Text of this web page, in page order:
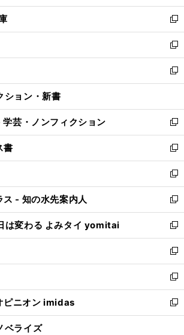
ン
ド
ウ
で
開
く
ウ
ィ
ン
ド
ウ
で
開
し
い
ウ
ィ
ン
ド
ウ
開
く
新
し
い
ウ
ィ
ン
ウ
で
開
く
新
し
い
ウ
ン
ド
ウ
で
開
く
新
し
ウ
ィ
ン
ド
ウ
で
開
く
ション・新書
芸・ノンフィクション
新
し
い
ウ
ィ
ン
ド
ウ
で
開
く
書
新
し
い
ウ
ィ
ン
ド
ウ
で
開
く
新
し
い
ウ
ィ
ン
ド
ウ
で
開
く
- 知の水先案内人
新
し
い
ウ
ィ
ン
ド
ウ
で
開
は変わる よみタイ yomitai
新
し
い
ウ
ィ
ン
ド
ウ
新
し
い
ウ
ィ
ン
新
し
い
ウ
ピニオン imidas
新
し
ベライズ